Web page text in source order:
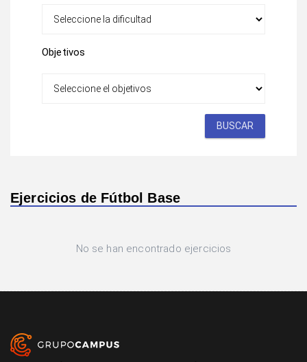
Objetivos
BUSCAR
Ejercicios de Fútbol Base
No se han encontrado ejercicios